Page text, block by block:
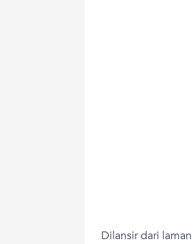
Dilansir dari laman